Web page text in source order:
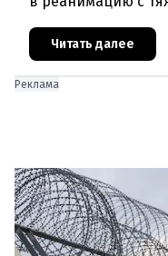
еще более
Читать далее
Реклама